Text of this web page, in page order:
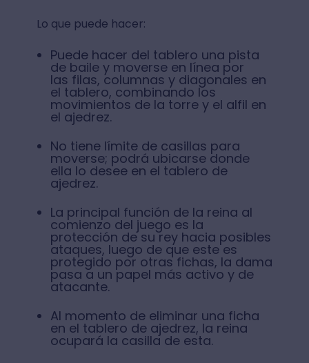
Lo que puede hacer:
Puede hacer del tablero una pista
de baile y moverse en línea por
las filas, columnas y diagonales en
el tablero, combinando los
movimientos de la torre y el alfil en
el ajedrez.
No tiene límite de casillas para
moverse; podrá ubicarse donde
ella lo desee en el tablero de
ajedrez.
La principal función de la reina al
comienzo del juego es la
protección de su rey hacia posibles
ataques, luego de que este es
protegido por otras fichas, la dama
pasa a un papel más activo y de
atacante.
Al momento de eliminar una ficha
en el tablero de ajedrez, la reina
ocupará la casilla de esta.